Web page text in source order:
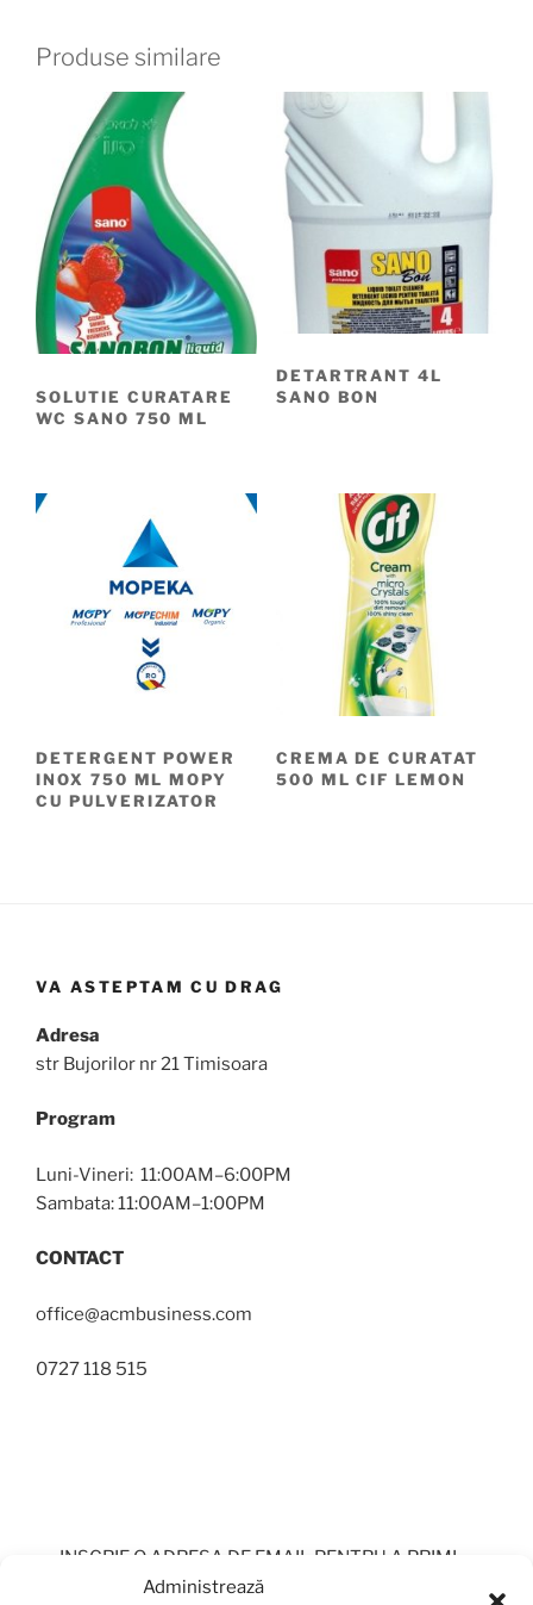
Administrează
Produse similare
SOLUTIE CURATARE
WC SANO 750 ML
DETARTRANT 4L
SANO BON
DETERGENT POWER
INOX 750 ML MOPY
CU PULVERIZATOR
CREMA DE CURATAT
500 ML CIF LEMON
VA ASTEPTAM CU DRAG
Adresa
str Bujorilor nr 21 Timisoara
Program
Luni-Vineri: 11:00AM–6:00PM
Sambata: 11:00AM–1:00PM
CONTACT
office@acmbusiness.com
0727 118 515
INSCRIE O ADRESA DE EMAIL PENTRU A PRIMI
PERIODIC OFERTE